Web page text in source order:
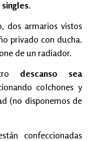
singles.
dos armarios vistos
privado con ducha.
de un radiador.
descanso sea
colchones y
(no disponemos de
confeccionadas